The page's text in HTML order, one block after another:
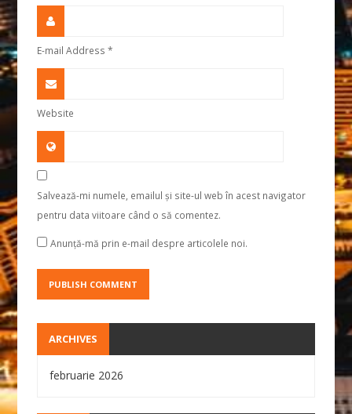
E-mail Address*
Website
Salvează-mi numele, emailul și site-ul web în acest navigator
pentru data viitoare când o să comentez.
Anunță-mă prin e-mail despre articolele noi.
ARCHIVES
februarie 2026